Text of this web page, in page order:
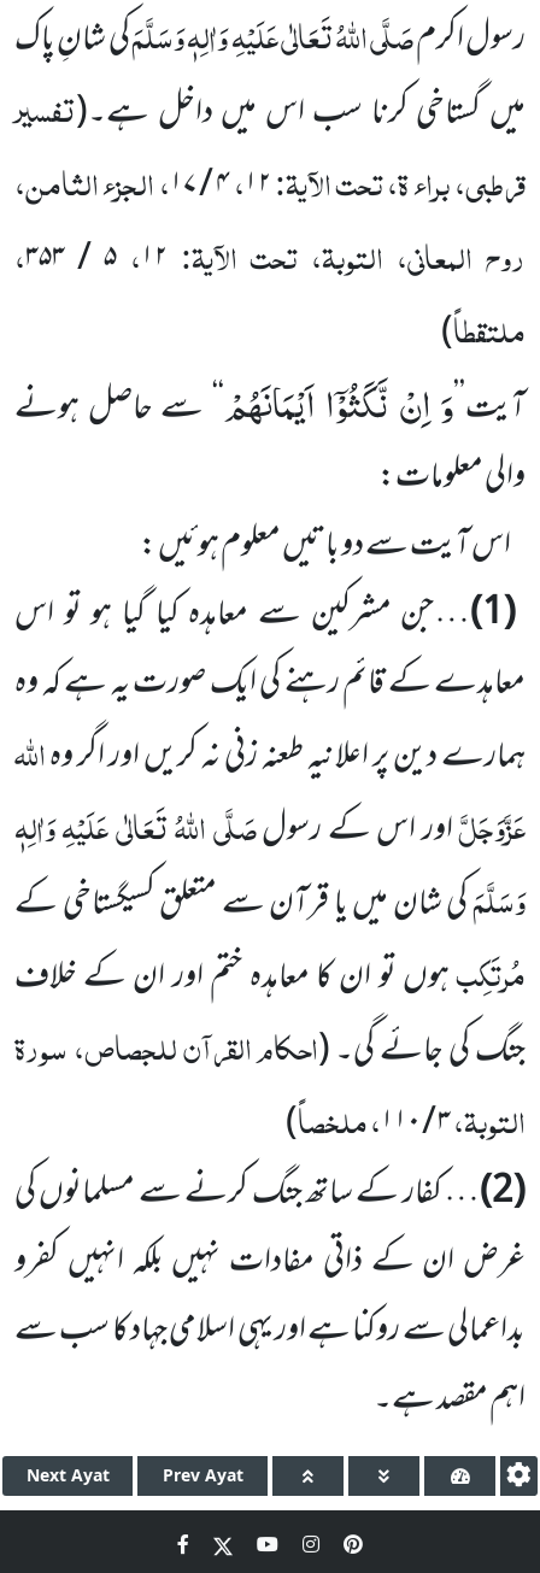
رسول اکرمصَلَّی اللہُ تَعَالٰی عَلَیْہِ وَاٰلِہٖ وَسَلَّمَکی شانِ پاک
میں گستاخی کرنا سب اس میں داخل ہے۔(تفسیر
قرطبی، براء ۃ، تحت الآیۃ:۱۲،۴ / ۱۷
، الجزء الثامن،
روح المعانی، التوبۃ، تحت الآیۃ: ۱۲،۵ / ۳۵۳
،
ملتقطاً)
آیت’’وَ اِنْ نَّكَثُوْۤا اَیْمَانَهُمْ‘‘ سے حاصل ہونے
والی معلومات:
اس آیت سے دو باتیں معلوم ہوئیں :
(1) … جن مشرکین سے معاہدہ کیا گیا ہو تو اس
معاہدے کے قائم رہنے کی ایک صورت یہ ہے کہ وہ
ہمارے دین پر اعلانیہ طعنہ زنی نہ کریں اور اگر وہاللہ
عَزَّوَجَلَّاور اس کے رسولصَلَّی اللہُ تَعَالٰی عَلَیْہِ وَاٰلِہٖ
وَسَلَّمَکی شان میں یا قرآن سے متعلق کسیگستاخی کے
مُرتَکِبہوں تو ان کا معاہدہ ختم اور ان کے خلاف
جنگ کی جائے گی۔(احکام القرآن للجصاص، سورۃ
التوبۃ،۳ / ۱۱۰ ، ملخصاً)
(2) … کفار کے ساتھ جنگ کرنے سے مسلمانوں کی
غرض ان کے ذاتی مفادات نہیں بلکہ انہیں کفرو
بداعمالی سے روکنا ہے اور یہی اسلامی جہاد کا سب سے
اہم مقصد ہے۔
Next Ayat Prev Ayat